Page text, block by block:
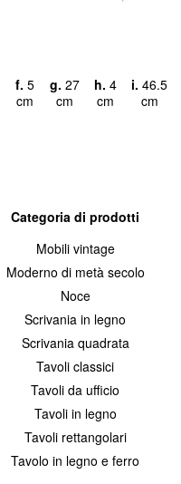
f. 5
cm
g. 27
cm
h. 4
cm
i. 46.5
cm
Categoria di prodotti
Mobili vintage
Moderno di metà secolo
Noce
Scrivania in legno
Scrivania quadrata
Tavoli classici
Tavoli da ufficio
Tavoli in legno
Tavoli rettangolari
Tavolo in legno e ferro